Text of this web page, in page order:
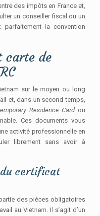
des impôts en France et,
un conseiller fiscal ou un
parfaitement la convention
carte de
sur le moyen ou long
et, dans un second temps,
Residence Cardou
Ces documents vous
activité professionnelle en
librement sans avoir à
du certificat
des pièces obligatoires
au Vietnam. Il s’agit d’un